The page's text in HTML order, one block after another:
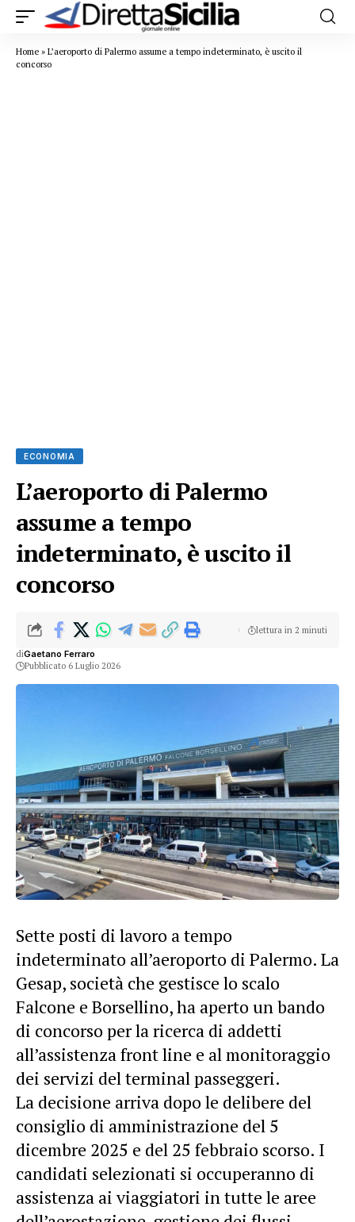
Home » L’aeroporto di Palermo assume a tempo indeterminato, è uscito il
concorso
ECONOMIA
L’aeroporto di Palermo
assume a tempo
indeterminato, è uscito il
concorso
diGaetano Ferraro
Pubblicato 6 Luglio 2026
lettura in 2 minuti
Sette posti di lavoro a tempo
indeterminato all’aeroporto di Palermo. La
Gesap, società che gestisce lo scalo
Falcone e Borsellino, ha aperto un bando
di concorso per la ricerca di addetti
all’assistenza front line e al monitoraggio
dei servizi del terminal passeggeri.
La decisione arriva dopo le delibere del
consiglio di amministrazione del 5
dicembre 2025 e del 25 febbraio scorso. I
candidati selezionati si occuperanno di
assistenza ai viaggiatori in tutte le aree